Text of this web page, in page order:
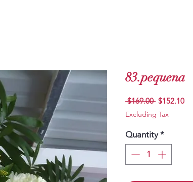
83.pequena
$169.00 Regular
$152.10Sale
Excluding Tax
Quantity *